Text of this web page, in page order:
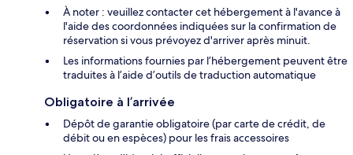
À noter : veuillez contacter cet hébergement à l'avance à
l'aide des coordonnées indiquées sur la confirmation de
réservation si vous prévoyez d'arriver après minuit.
Les informations fournies par l’hébergement peuvent être
traduites à l’aide d’outils de traduction automatique
Obligatoire à l’arrivée
Dépôt de garantie obligatoire (par carte de crédit, de
débit ou en espèces) pour les frais accessoires